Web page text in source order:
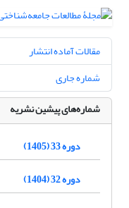
مقالات آماده انتشار
شماره جاری
شماره‌های پیشین نشریه
دوره 33 (1405)
دوره 32 (1404)